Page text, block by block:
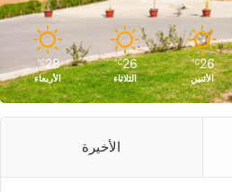
26
℃
الأثنين
26
℃
الثلاثاء
28
℃
الأربعاء
الأخيرة